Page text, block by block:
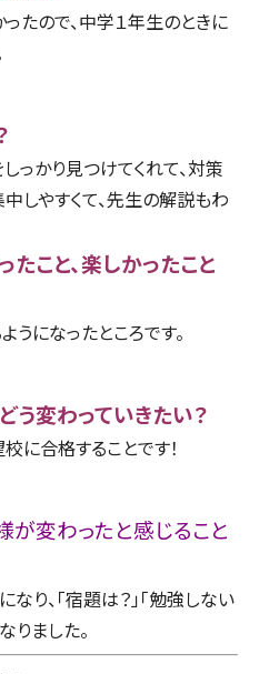
たので、中学１年生のときに
っかり見つけてくれて、対策
中しやすくて、先生の解説もわ
こと、楽しかったこと
になったところです。
う変わっていきたい？
に合格することです！
が変わったと感じること
り、「宿題は？」「勉強しない
りました。